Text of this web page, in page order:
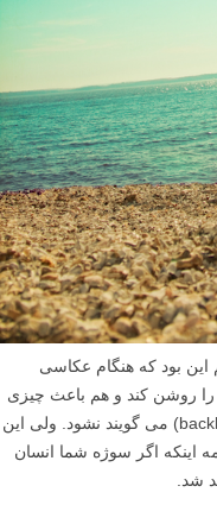
این بود که هنگام عکاسی
روشن کند و هم باعث چیزی
که بعدا فهمیدم به آن نور پس زمینه (backlighting) می گویند نشود. ولی این
اینکه اگر سوژه شما انسان
شد.